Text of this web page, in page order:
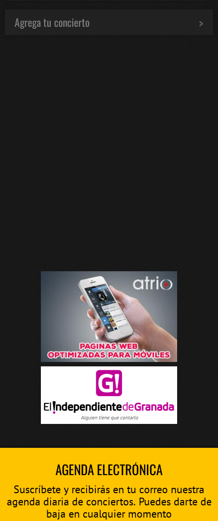
Agrega tu concierto
AGENDA ELECTRÓNICA
Suscríbete y recibirás en tu correo nuestra
agenda diaria de conciertos. Puedes darte de
baja en cualquier momento